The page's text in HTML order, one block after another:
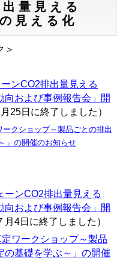
量見える
見える化
＞
ーンCO2排出量見える
向および事例報告会」開
月25日に終了しました）
ークショップ～製品ごとの排出
」の開催のお知らせ
ーンCO2排出量見える
向および事例報告会」開
月4日に終了しました）
定ワークショップ～製品
の基礎を学ぶ～」の開催